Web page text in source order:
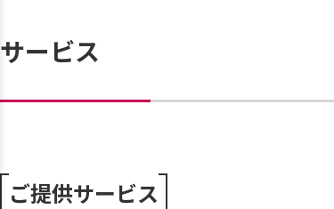
サービス
ご提供サービス